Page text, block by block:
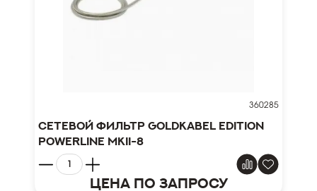
360285
Сетевой фильтр Goldkabel Edition
Powerline MKII-8
Цена по запросу